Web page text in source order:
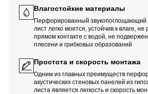
Влагостойкие материалы
Перфорированный звукопоглощающий
лист легко моется, устойчив к влаге, не
прямом контакте с водой, не
плесени и грибковых образований
Простота и скорость монтажа
Одним из главных преимуществ
акустических стеновых панелей из
листа является легкость и скорость